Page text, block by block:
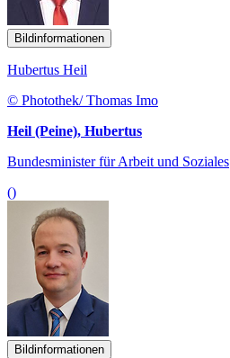
Bildinformationen
Hubertus Heil
© Photothek/ Thomas Imo
Heil (Peine), Hubertus
Bundesminister für Arbeit und Soziales
()
Bildinformationen